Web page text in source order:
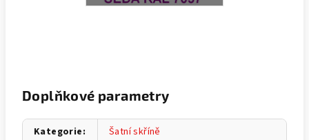
Doplňkové parametry
Kategorie: Šatní skříně